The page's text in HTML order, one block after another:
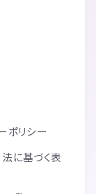
ポリシー
に基づく表